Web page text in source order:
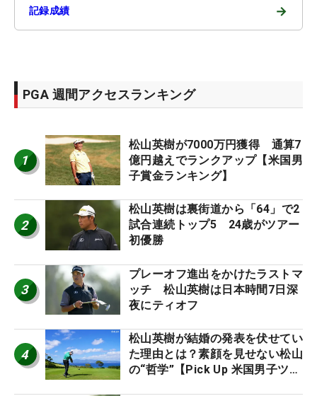
記録成績 →
PGA 週間アクセスランキング
1
松山英樹が7000万円獲得 通算7
億円越えでランクアップ【米国男
子賞金ランキング】
2
松山英樹は裏街道から「64」で2
試合連続トップ5 24歳がツアー
初優勝
3
プレーオフ進出をかけたラストマ
ッチ 松山英樹は日本時間7日深
夜にティオフ
4
松山英樹が結婚の発表を伏せてい
た理由とは？素顔を見せない松山
の“哲学”【Pick Up 米国男子ツア